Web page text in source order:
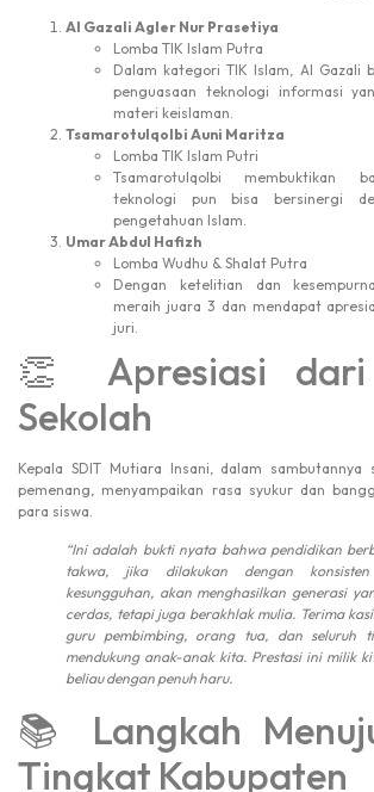
Al Gazali Agler Nur Prasetiya
Lomba TIK Islam Putra
Dalam kategori TIK Islam, Al Gazali
penguasaan teknologi informasi
materi keislaman.
Tsamarotulqolbi Auni Maritza
Lomba TIK Islam Putri
Tsamarotulqolbi membuktikan
teknologi pun bisa bersinergi
pengetahuan Islam.
Umar Abdul Hafizh
Lomba Wudhu & Shalat Putra
Dengan ketelitian dan
meraih juara 3 dan mendapat
juri.
👏 Apresiasi dari
Sekolah
Kepala SDIT Mutiara Insani, dalam sambutannya
pemenang, menyampaikan rasa syukur dan
para siswa.
“Ini adalah bukti nyata bahwa pendidikan
takwa, jika dilakukan dengan
kesungguhan, akan menghasilkan generasi
cerdas, tetapi juga berakhlak mulia. Terima
guru pembimbing, orang tua, dan seluruh
mendukung anak-anak kita. Prestasi ini milik
beliau dengan penuh haru.
📚 Langkah
Tingkat Kabupaten